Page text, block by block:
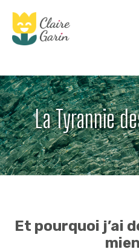
contenu
La Tyrannie
Et pourquoi j’ai